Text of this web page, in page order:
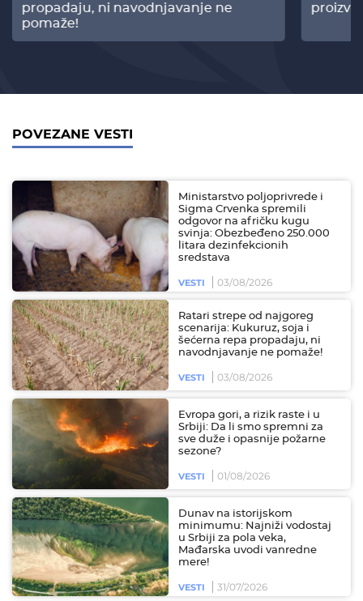
propadaju, ni navodnjavanje ne
pomaže!
POVEZANE VESTI
Ministarstvo poljoprivrede i
Sigma Crvenka spremili
odgovor na afričku kugu
svinja: Obezbeđeno 250.000
litara dezinfekcionih
sredstava
VESTI 03/08/2026
Ratari strepe od najgoreg
scenarija: Kukuruz, soja i
šećerna repa propadaju, ni
navodnjavanje ne pomaže!
VESTI 03/08/2026
Evropa gori, a rizik raste i u
Srbiji: Da li smo spremni za
sve duže i opasnije požarne
sezone?
VESTI 01/08/2026
Dunav na istorijskom
minimumu: Najniži vodostaj
u Srbiji za pola veka,
Mađarska uvodi vanredne
mere!
VESTI 31/07/2026